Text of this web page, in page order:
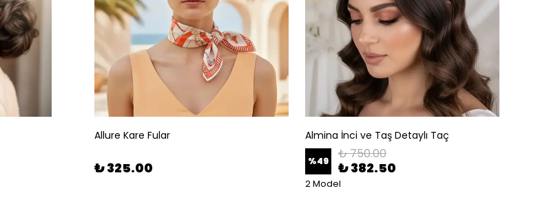
Allure Kare Fular
₺ 325.00
Almina İnci ve Taş Detaylı Taç
%49 ₺ 750.00
₺ 382.50
2 Model